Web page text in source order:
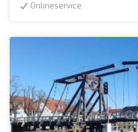
Onlineservice